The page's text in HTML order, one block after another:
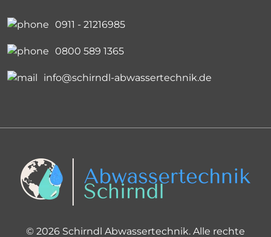
0911 - 21216985
0800 589 1365
info@schirndl-abwassertechnik.de
© 2026 Schirndl Abwassertechnik. Alle rechte